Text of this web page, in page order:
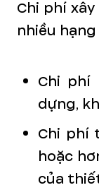
Chi phí
nhiều
Chi phí
dựng,
Chi phí
hoặc
của